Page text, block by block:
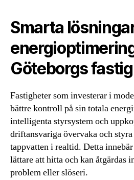
Smarta
Göteborgs
Fastigheter som investerar i
bättre kontroll på sin totala
intelligenta styrsystem och
driftansvariga övervaka och
tappvatten i realtid. Detta
lättare att hitta och kan åtgärdas
problem eller slöseri.